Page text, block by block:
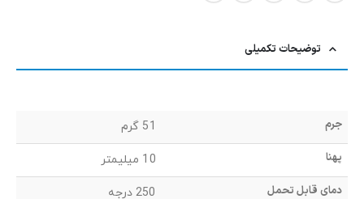
توضیحات تکمیلی
جرم 51 گرم
پهنا 10 میلیمتر
دمای قابل تحمل 250 درجه